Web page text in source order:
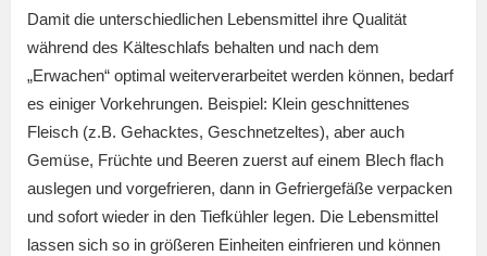
Damit die unterschiedlichen Lebensmittel ihre Qualität
während des Kälteschlafs behalten und nach dem
„Erwachen“ optimal weiterverarbeitet werden können, bedarf
es einiger Vorkehrungen. Beispiel: Klein geschnittenes
Fleisch (z.B. Gehacktes, Geschnetzeltes), aber auch
Gemüse, Früchte und Beeren zuerst auf einem Blech flach
auslegen und vorgefrieren, dann in Gefriergefäße verpacken
und sofort wieder in den Tiefkühler legen. Die Lebensmittel
lassen sich so in größeren Einheiten einfrieren und können